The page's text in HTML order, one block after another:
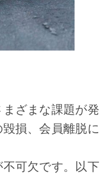
ざまな課題が発
損、会員離脱に
可欠です。以下